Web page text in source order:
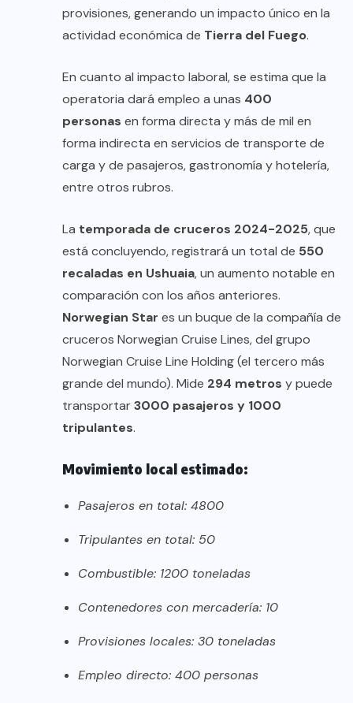
provisiones, generando un impacto único en la
actividad económica de Tierra del Fuego.
En cuanto al impacto laboral, se estima que la
operatoria dará empleo a unas 400
personas en forma directa y más de mil en
forma indirecta en servicios de transporte de
carga y de pasajeros, gastronomía y hotelería,
entre otros rubros.
La temporada de cruceros 2024-2025, que
está concluyendo, registrará un total de 550
recaladas en Ushuaia, un aumento notable en
comparación con los años anteriores.
Norwegian Star es un buque de la compañía de
cruceros Norwegian Cruise Lines, del grupo
Norwegian Cruise Line Holding (el tercero más
grande del mundo). Mide 294 metros y puede
transportar3000 pasajeros y 1000
tripulantes.
Movimiento local estimado:
Pasajeros en total: 4800
Tripulantes en total: 50
Combustible: 1200 toneladas
Contenedores con mercadería: 10
Provisiones locales: 30 toneladas
Empleo directo: 400 personas